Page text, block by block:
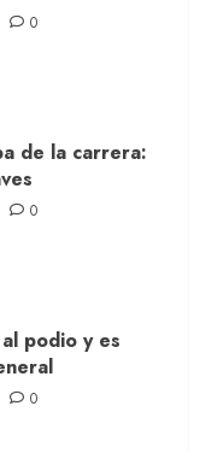
0
de la carrera:
0
podio y es
0